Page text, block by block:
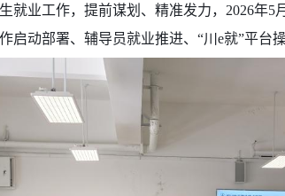
就业工作，提前谋划、精准发力，2026年
启动部署、辅导员就业推进、“川e就”平台